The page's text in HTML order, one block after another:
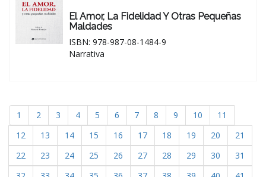
El Amor, La Fidelidad Y Otras Pequeñas
Maldades
ISBN: 978-987-08-1484-9
Narrativa
1 2 3 4 5 6 7 8 9 10
11
12
13 14 15 16 17 18 19 20
21
22
23 24 25 26 27 28 29 30
31